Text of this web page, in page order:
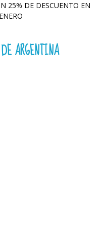
25% DE DESCUENTO EN
ARGENTINA